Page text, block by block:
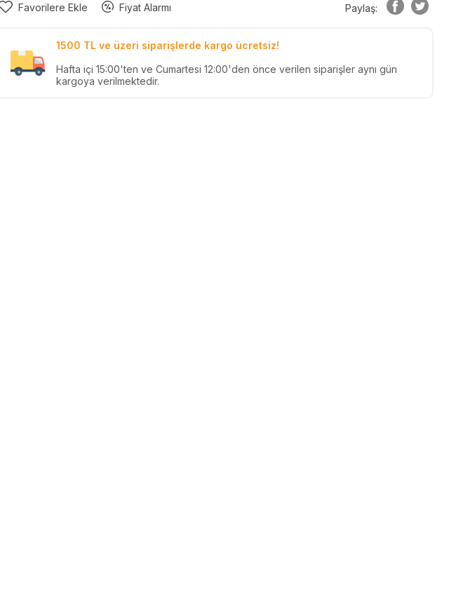
Favorilere Ekle Fiyat Alarmı Paylaş:
1500 TL ve üzeri siparişlerde kargo ücretsiz!
Hafta içi 15:00'ten ve Cumartesi 12:00'den önce verilen siparişler aynı gün
kargoya verilmektedir.